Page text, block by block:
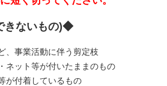
きないもの)◆
、事業活動に伴う剪定枝
ネット等が付いたままのもの
が付着しているもの